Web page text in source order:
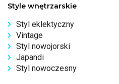
Style wnętrzarskie
Styl eklektyczny
Vintage
Styl nowojorski
Japandi
Styl nowoczesny